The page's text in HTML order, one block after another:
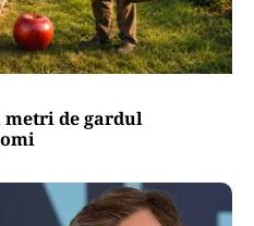
metri de gardul